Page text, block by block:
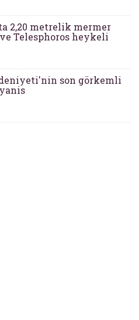
2,20 metrelik mermer
Telesphoros heykeli
son görkemli